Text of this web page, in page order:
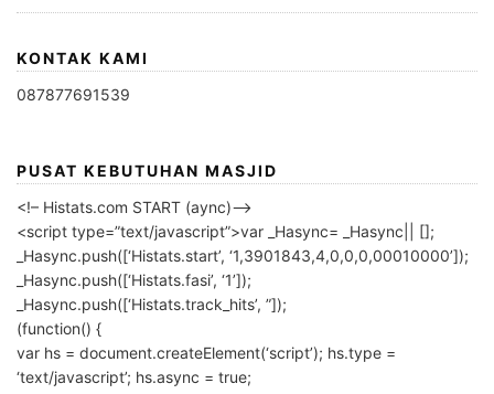
KONTAK KAMI
087877691539
PUSAT KEBUTUHAN MASJID
<!– Histats.com START (aync)–>
<script type=”text/javascript”>var _Hasync= _Hasync|| [];
_Hasync.push([‘Histats.start’, ‘1,3901843,4,0,0,0,00010000’]);
_Hasync.push([‘Histats.fasi’, ‘1’]);
_Hasync.push([‘Histats.track_hits’, ”]);
(function() {
var hs = document.createElement(‘script’); hs.type =
‘text/javascript’; hs.async = true;